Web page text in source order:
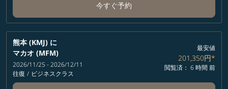
今すぐ予約
熊本 (KMJ) に
マカオ (MFM)
2026/11/25 - 2026/12/11
往復 / ビジネスクラス
最安値
201,350円*
閲覧済： 6 時間 前